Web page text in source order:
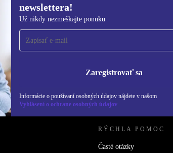
newslettera!
Už nikdy nezmeškajte ponuku
Zaregistrovať sa
Informácie o používaní osobných údajov nájdete v našom
Vyhlásení o ochrane osobných údajov
sa prvýkrát na
ponuku.
Informácie o používaní
– RETHINK NEW.
RÝCHLA POMOC
Časté otázky